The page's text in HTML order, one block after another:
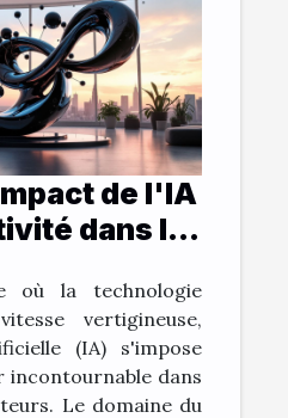
de l'IA
dans le
où la technologie
vertigineuse,
(IA) s'impose
incontournable dans
Le domaine du